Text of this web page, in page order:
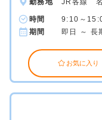
勤務地 JR各線
時間
9:10～
期間
即日 ～ 長
お気に入り